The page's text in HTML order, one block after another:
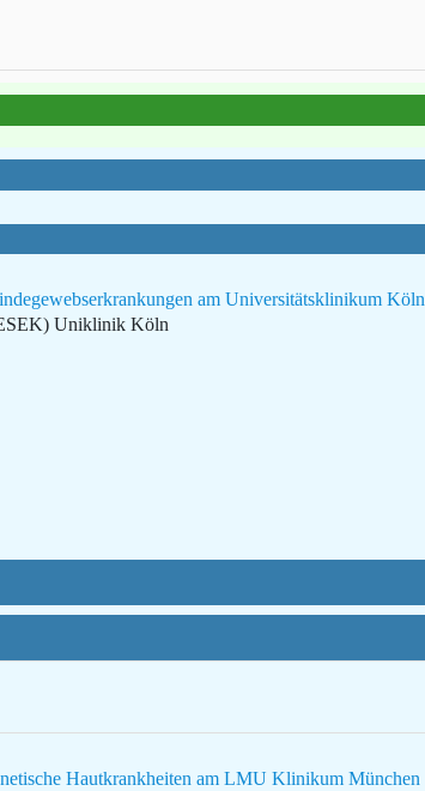
am Universitätsklinikum Köln
Uniklinik Köln
Hautkrankheiten am LMU Klinikum München